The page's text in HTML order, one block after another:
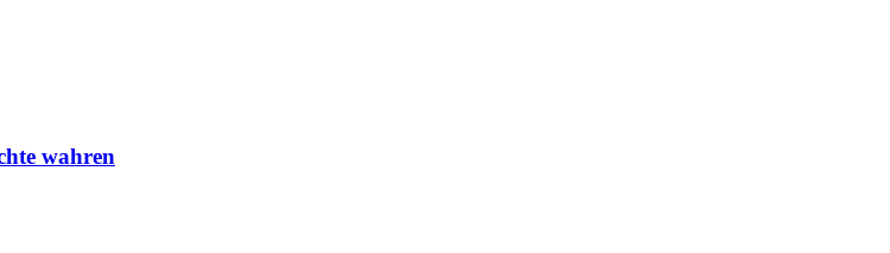
wahren